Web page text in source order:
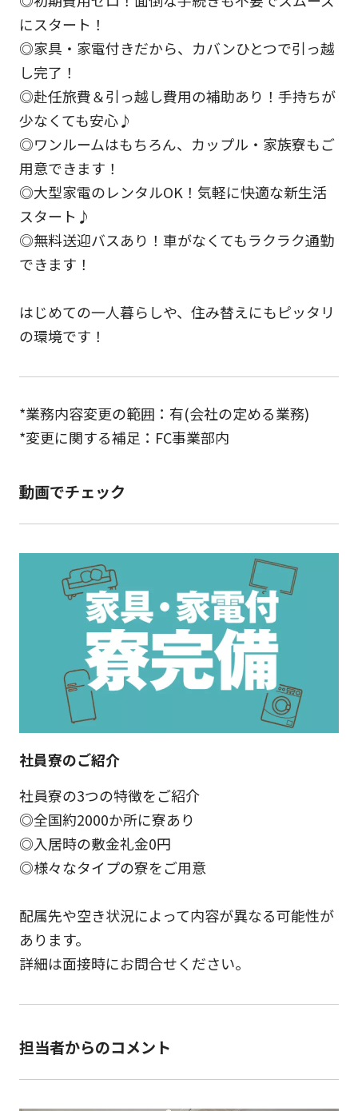
にスタート！
◎家具・家電付きだから、カバンひとつで引っ越
し完了！
◎赴任旅費＆引っ越し費用の補助あり！手持ちが
少なくても安心♪
◎ワンルームはもちろん、カップル・家族寮もご
用意できます！
◎大型家電のレンタルOK！気軽に快適な新生活
スタート♪
◎無料送迎バスあり！車がなくてもラクラク通勤
できます！
はじめての一人暮らしや、住み替えにもピッタリ
の環境です！
*業務内容変更の範囲：有(会社の定める業務)
*変更に関する補足：FC事業部内
動画でチェック
社員寮のご紹介
社員寮の3つの特徴をご紹介
◎全国約2000か所に寮あり
◎入居時の敷金礼金0円
◎様々なタイプの寮をご用意
配属先や空き状況によって内容が異なる可能性が
あります。
詳細は面接時にお問合せください。
担当者からのコメント